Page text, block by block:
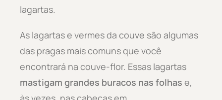
lagartas.
As lagartas e vermes da couve são algumas
das pragas mais comuns que você
encontrará na couve-flor. Essas lagartas
mastigam grandes buracos nas folhas e,